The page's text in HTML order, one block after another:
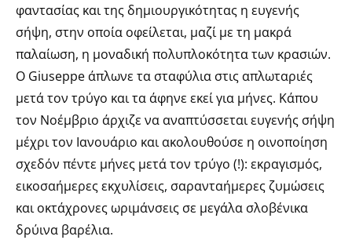
φαντασίας και της δημιουργικότητας η ευγενής
σήψη, στην οποία οφείλεται, μαζί με τη μακρά
παλαίωση, η μοναδική πολυπλοκότητα των κρασιών.
Ο Giuseppe άπλωνε τα σταφύλια στις απλωταριές
μετά τον τρύγο και τα άφηνε εκεί για μήνες. Κάπου
τον Νοέμβριο άρχιζε να αναπτύσσεται ευγενής σήψη
μέχρι τον Ιανουάριο και ακολουθούσε η οινοποίηση
σχεδόν πέντε μήνες μετά τον τρύγο (!): εκραγισμός,
εικοσαήμερες εκχυλίσεις, σαρανταήμερες ζυμώσεις
και οκτάχρονες ωριμάνσεις σε μεγάλα σλοβένικα
δρύινα βαρέλια.